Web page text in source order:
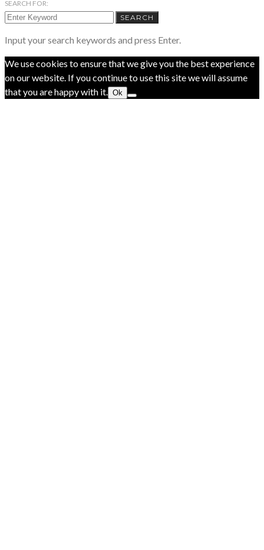
SEARCH FOR:
SEARCH
Input your search keywords and press Enter.
We use cookies to ensure that we give you the best experience
on our website. If you continue to use this site we will assume
that you are happy with it. Ok